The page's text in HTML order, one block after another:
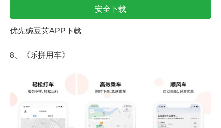
安全下载
优先豌豆荚APP下载
8、《乐拼用车》